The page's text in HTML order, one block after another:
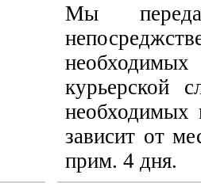
Мы
курьерской
необходимых
зависит от
прим. 4 дня.